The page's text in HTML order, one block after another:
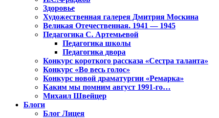
Здоровье
Художественная галерея Дмитрия Москина
Великая Отечественная. 1941 — 1945
Педагогика С. Артемьевой
Педагогика школы
Педагогика двора
Конкурс короткого рассказа «Сестра таланта»
Конкурс «Во весь голос»
Конкурс новой драматургии «Ремарка»
Каким мы помним август 1991-го…
Михаил Швейцер
Блоги
Блог Лицея